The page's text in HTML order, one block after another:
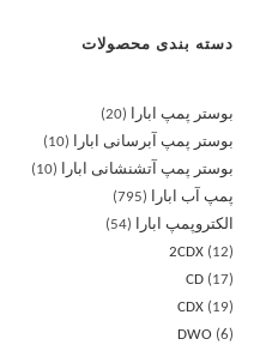
دسته بندی محصولات
بوستر پمپ ابارا
20
بوستر پمپ آبرسانی ابارا
10
بوستر پمپ آتشنشانی ابارا
10
پمپ آب ابارا
795
الکتروپمپ ابارا
54
2CDX
12
CD
17
CDX
19
DWO
6